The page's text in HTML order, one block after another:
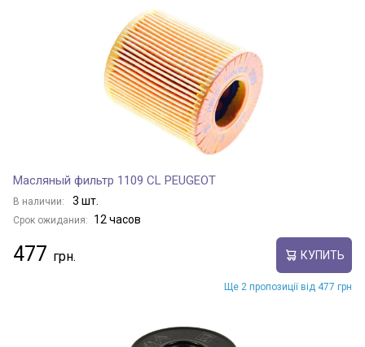
Масляный фильтр 1109 CL PEUGEOT
В наличии: 3 шт.
Срок ожидания: 12 часов
477 КУПИТЬ
Ще 2 пропозиції від 477 грн